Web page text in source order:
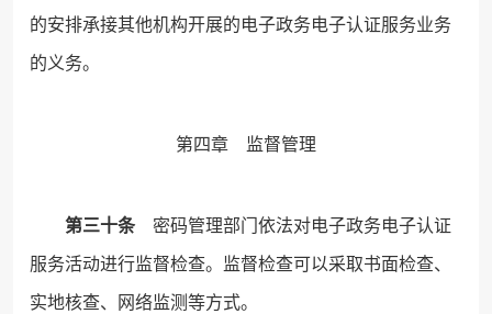
的安排承接其他机构开展的电子政务电子认证服务业务
的义务。
第四章 监督管理
第三十条密码管理部门依法对电子政务电子认证
服务活动进行监督检查。监督检查可以采取书面检查、
实地核查、网络监测等方式。